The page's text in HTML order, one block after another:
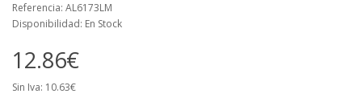
Referencia: AL6173LM
Disponibilidad: En Stock
12.86€
Sin Iva: 10.63€